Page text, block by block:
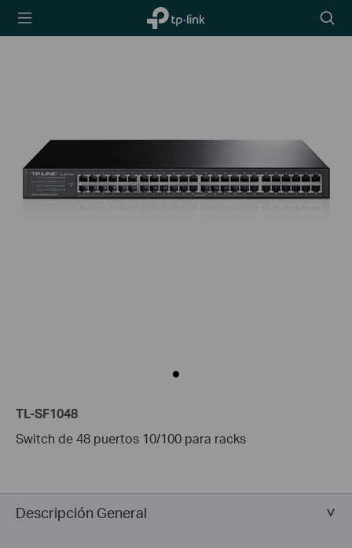
TP-Link,
Reliably
icon
TL-SF1048
Switch de 48 puertos 10/100 para racks
Descripción General